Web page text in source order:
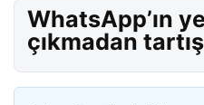
WhatsApp’ın
çıkmadan